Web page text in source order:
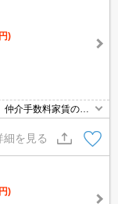
)
介手数料家賃の0.5
あり。保証委託料
細を見る
)